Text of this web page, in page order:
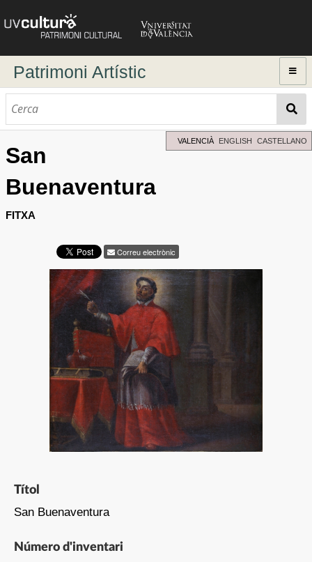
Patrimoni Artístic
Cerca avançada
Directori d'autors
VALENCIÀ ENGLISH CASTELLANO
San
Buenaventura
FITXA
Correu electrònic
Títol
San Buenaventura
Número d'inventari